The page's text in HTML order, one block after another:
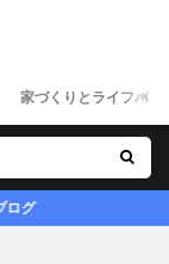
家づくりとライフハッ